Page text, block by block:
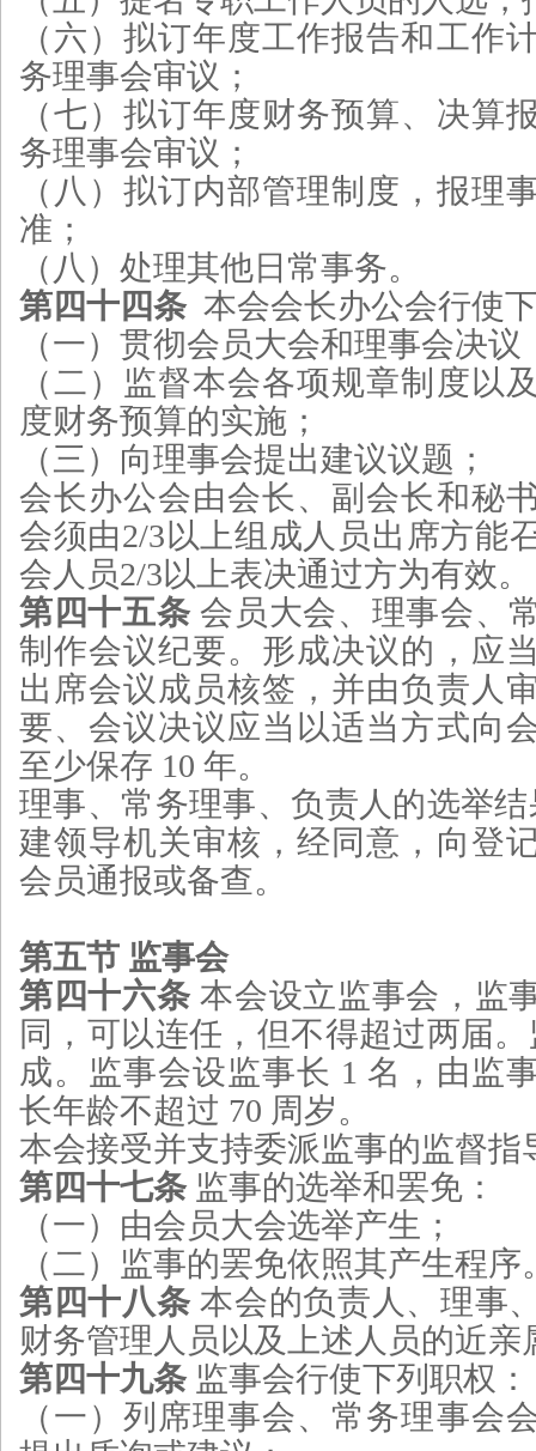
（六）拟订年度工作报告和工作
务理事会审议；
（七）拟订年度财务预算、决算
务理事会审议；
（八）拟订内部管理制度，报理
准；
（八）处理其他日常事务。
第四十四条 本会会长办公会行使
（一）贯彻会员大会和理事会决议
（二）监督本会各项规章制度以
度财务预算的实施；
（三）向理事会提出建议议题；
会长办公会由会长、副会长和秘
会须由2/3以上组成人员出席方能
会人员2/3以上表决通过方为有效。
第四十五条 会员大会、理事会、
制作会议纪要。形成决议的，应
出席会议成员核签，并由负责人
要、会议决议应当以适当方式向
至少保存 10 年。
理事、常务理事、负责人的选举
建领导机关审核，经同意，向登
会员通报或备查。
第五节 监事会
第四十六条 本会设立监事会，监
同，可以连任，但不得超过两届
成。监事会设监事长 1 名，由监
长年龄不超过 70 周岁。
本会接受并支持委派监事的监督指
第四十七条 监事的选举和罢免：
（一）由会员大会选举产生；
（二）监事的罢免依照其产生程序
第四十八条 本会的负责人、理事
财务管理人员以及上述人员的近亲
第四十九条 监事会行使下列职权：
（一）列席理事会、常务理事会